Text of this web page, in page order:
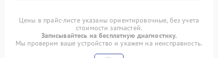
Замена блока питания 1500 рублей
Цены в прайс-листе указаны ориентировочные, без учета
стоимости запчастей.
Записывайтесь на бесплатную диагностику.
Мы проверим ваше устройство и укажем на неисправность.